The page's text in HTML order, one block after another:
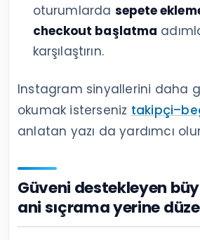
oturumlarda sepete
checkout başlatma
karşılaştırın.
Instagram sinyallerini daha
okumak isterseniz
anlatan yazı da yardımcı
Güveni destekleyen
ani sıçrama yerine